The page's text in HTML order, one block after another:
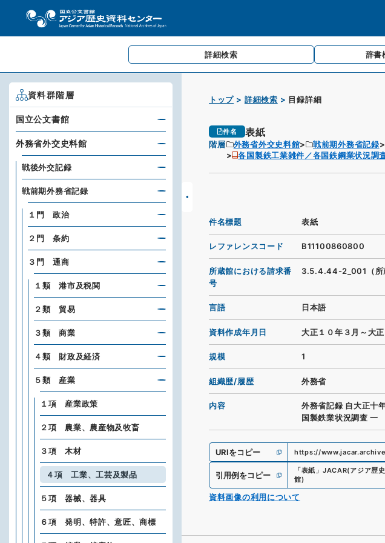
詳細検索 辞書
トップ 詳細検索 目録詳細
件名 表紙
階層 外務省外交史料館 戦前期外務省記録
各国製鉄工業雑件／各国鉄鋼業状況
件名標題 表紙
レファレンスコード B11100860800
所蔵館における請求番
号
3.5.4.44-2_001（所
言語 日本語
資料作成年月日 大正１０年３月～大
規模 1
組織歴/履歴 外務省
内容
外務省記録 自大正十
国製鉄業状況調査 一
URIをコピー https://
引用例をコピー 「表紙 」 JACAR(アジア歴
館)
資料画像の利用について
資料群階層
国立公文書館
外務省外交史料館
戦後外交記録
戦前期外務省記録
１門 政治
２門 条約
３門 通商
１類 港市及税関
２類 貿易
３類 商業
４類 財政及経済
５類 産業
１項 産業政策
２項 農業、農産物及牧畜
３項 木材
４項 工業、工芸及製品
５項 器械、器具
６項 発明、特許、意匠、商標